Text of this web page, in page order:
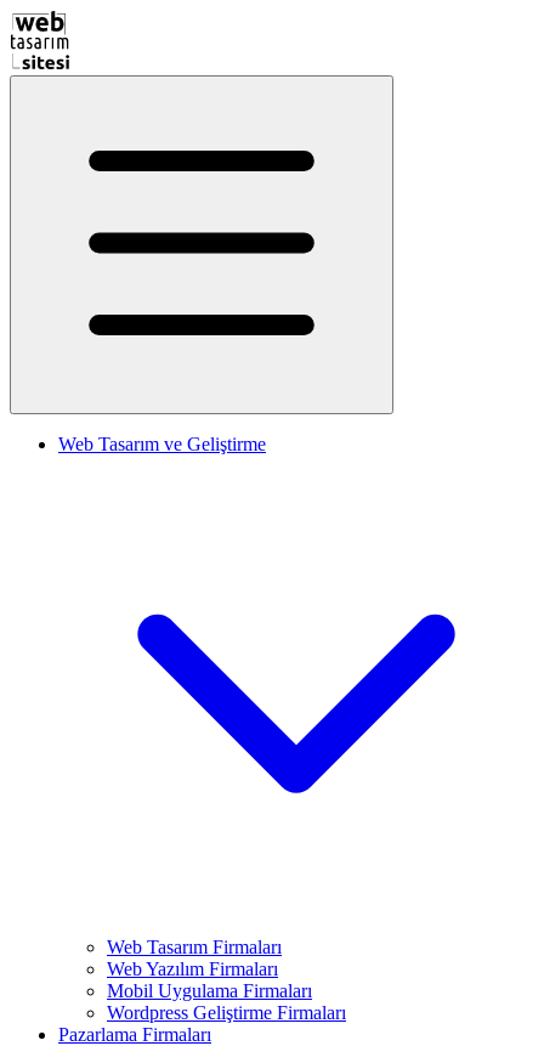
Web Tasarım ve Geliştirme
Web Tasarım Firmaları
Web Yazılım Firmaları
Mobil Uygulama Firmaları
Wordpress Geliştirme Firmaları
Pazarlama Firmaları